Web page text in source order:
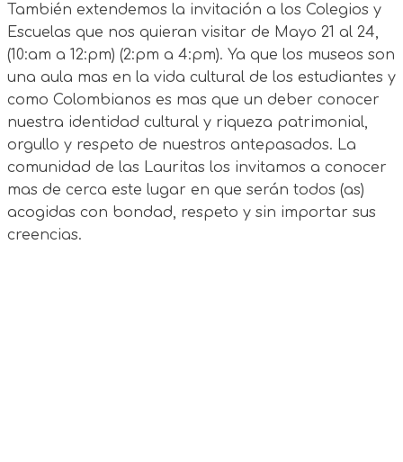
También extendemos la invitación a los Colegios y
Escuelas que nos quieran visitar de Mayo 21 al 24,
(10:am a 12:pm) (2:pm a 4:pm). Ya que los museos son
una aula mas en la vida cultural de los estudiantes y
como Colombianos es mas que un deber conocer
nuestra identidad cultural y riqueza patrimonial,
orgullo y respeto de nuestros antepasados. La
comunidad de las Lauritas los invitamos a conocer
mas de cerca este lugar en que serán todos (as)
acogidas con bondad, respeto y sin importar sus
creencias.